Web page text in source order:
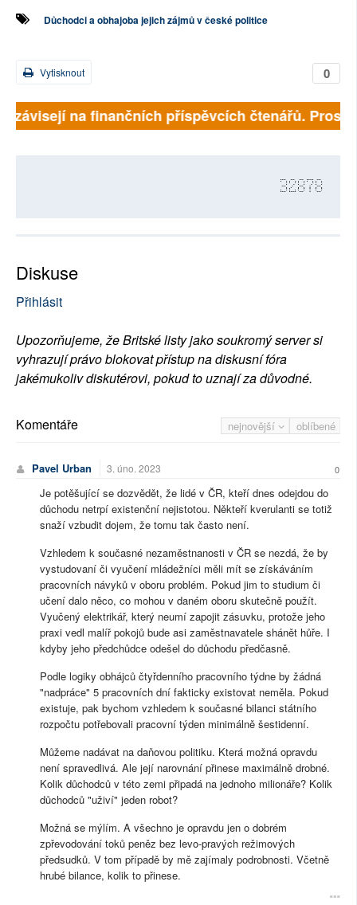
Důchodci a obhajoba jejich zájmů v české politice
0
Vytisknout
na finančních příspěvcích čtenářů.
32878
Diskuse
Přihlásit
Upozorňujeme, že Britské listy jako soukromý server si
vyhrazují právo blokovat přístup na diskusní fóra
jakémukoliv diskutérovi, pokud to uznají za důvodné.
nejnovější oblíbené
Komentáře
Pavel Urban 3. úno. 2023 0
Je potěšující se dozvědět, že lidé v ČR, kteří dnes odejdou do
důchodu netrpí existenční nejistotou. Někteří kverulanti se totiž
snaží vzbudit dojem, že tomu tak často není.
Vzhledem k současné nezaměstnanosti v ČR se nezdá, že by
vystudovaní či vyučení mládežníci měli mít se získáváním
pracovních návyků v oboru problém. Pokud jim to studium či
učení dalo něco, co mohou v daném oboru skutečně použít.
Vyučený elektrikář, který neumí zapojit zásuvku, protože jeho
praxi vedl malíř pokojů bude asi zaměstnavatele shánět hůře. I
kdyby jeho předchůdce odešel do důchodu předčasně.
Podle logiky obhájců čtyřdenního pracovního týdne by žádná
"nadpráce" 5 pracovních dní fakticky existovat neměla. Pokud
existuje, pak bychom vzhledem k současné bilanci státního
rozpočtu potřebovali pracovní týden minimálně šestidenní.
Můžeme nadávat na daňovou politiku. Která možná opravdu
není spravedlivá. Ale její narovnání přinese maximálně drobné.
Kolik důchodců v této zemi připadá na jednoho milionáře? Kolik
důchodců "uživí" jeden robot?
Možná se mýlím. A všechno je opravdu jen o dobrém
zpřevodování toků peněz bez levo-pravých režimových
předsudků. V tom případě by mě zajímaly podrobnosti. Včetně
hrubé bilance, kolik to přinese.